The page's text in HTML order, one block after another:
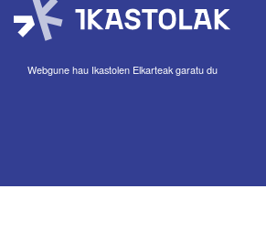
Webgune hau Ikastolen Elkarteak garatu du